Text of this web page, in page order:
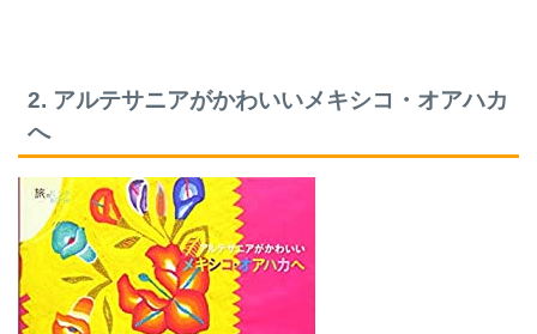
2. アルテサニアがかわいいメキシコ・オアハカ
へ